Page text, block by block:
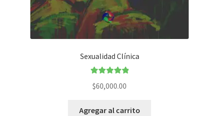
Sexualidad Clínica
5.00
$60,000.00
Agregar al carrito